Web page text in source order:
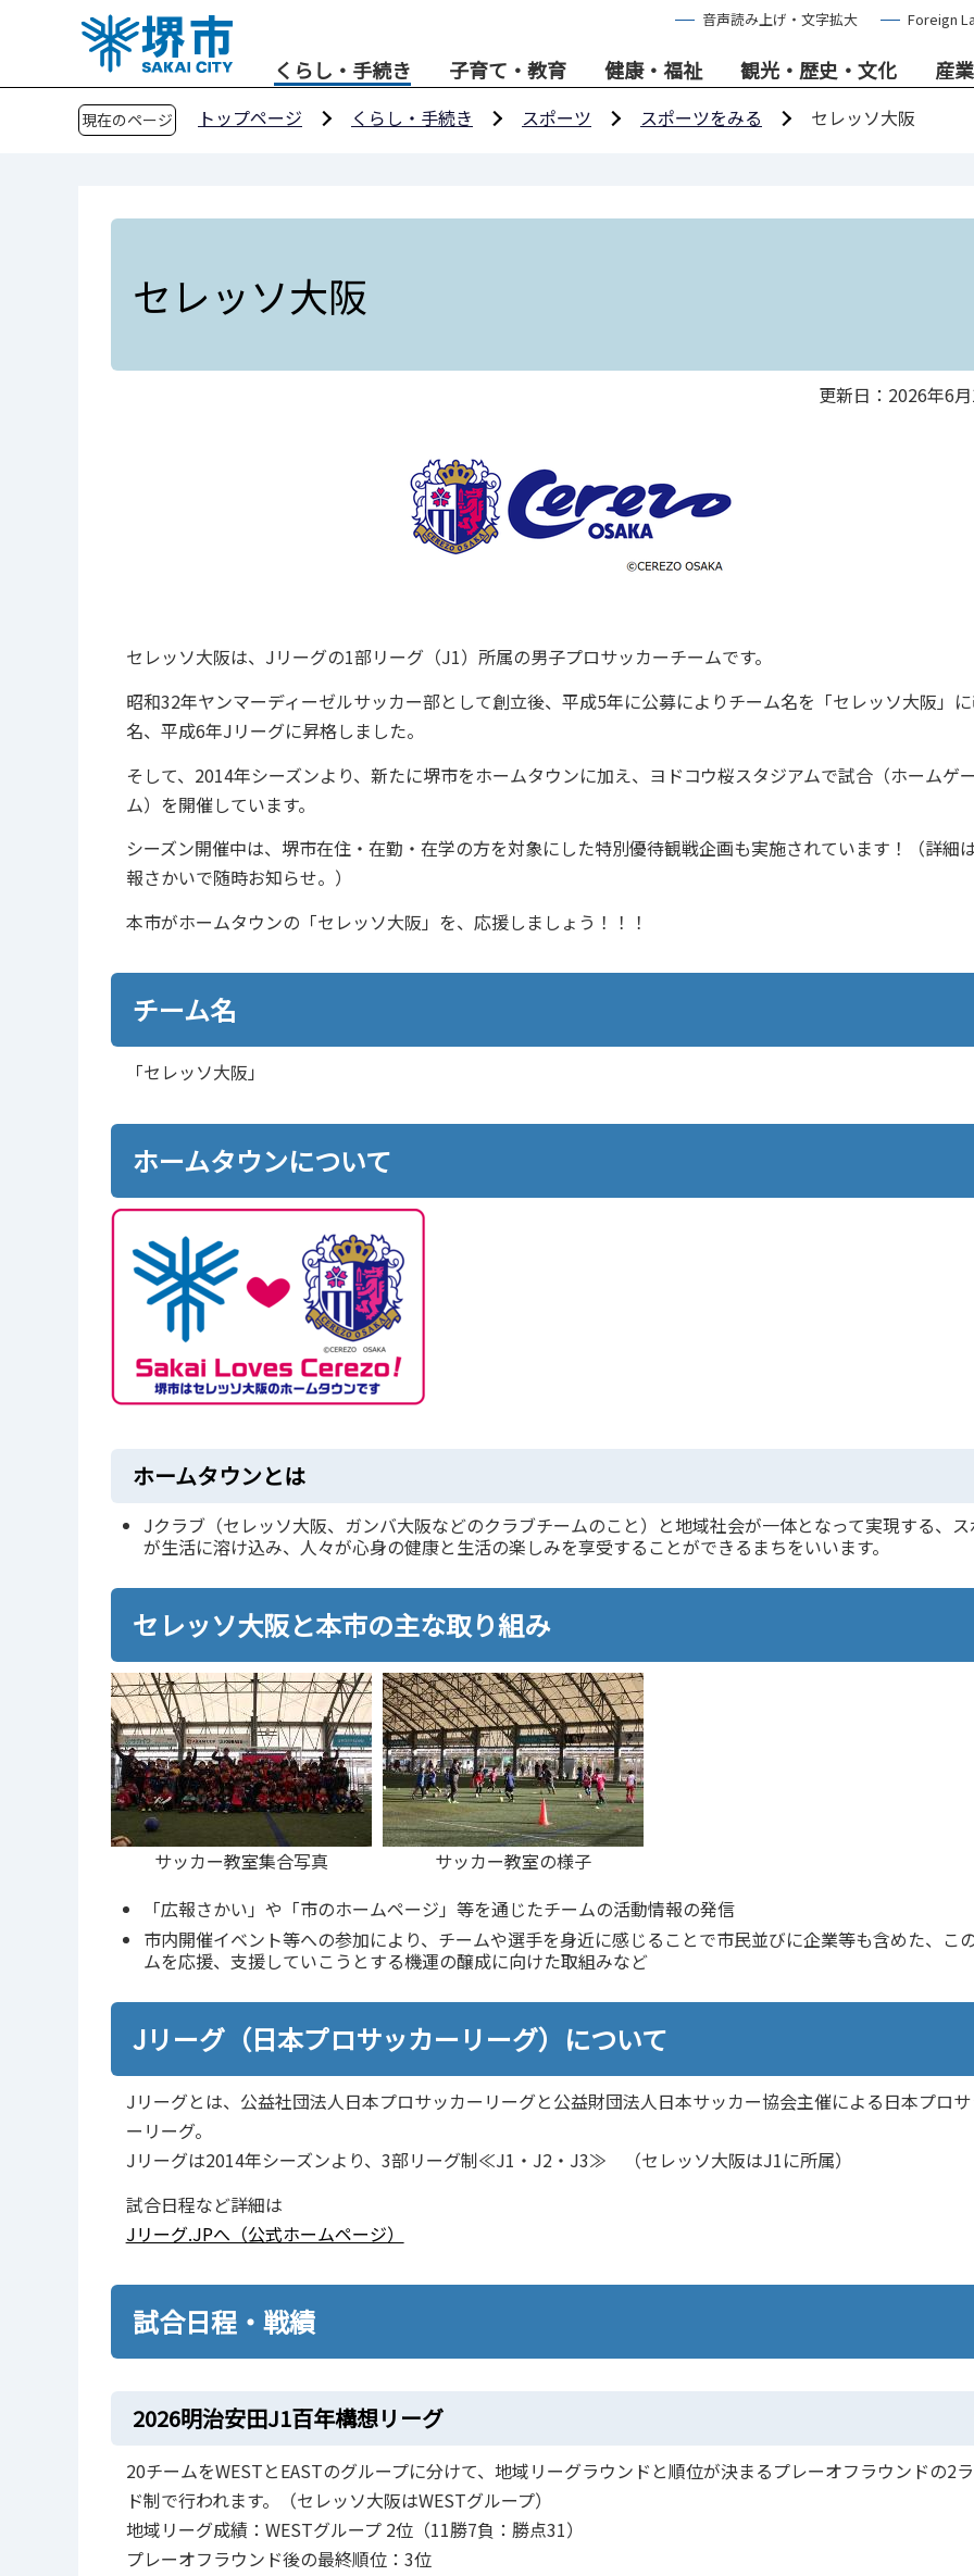
音声読み上げ・文字拡大 Foreign
くらし・手続き 子育て・教育 健康・福祉 観光・歴史・文化 産
現在のページ トップページ くらし・手続き スポーツ スポーツをみる セレッソ大阪
セレッソ大阪
更新日：2026年6
セレッソ大阪は、Jリーグの1部リーグ（J1）所属の男子プロサッカーチームです。
昭和32年ヤンマーディーゼルサッカー部として創立後、平成5年に公募によりチーム名を「セレッソ大阪」
名、平成6年Jリーグに昇格しました。
そして、2014年シーズンより、新たに堺市をホームタウンに加え、ヨドコウ桜スタジアムで試合（ホームゲ
ム）を開催しています。
シーズン開催中は、堺市在住・在勤・在学の方を対象にした特別優待観戦企画も実施されています！（詳細
報さかいで随時お知らせ。）
本市がホームタウンの「セレッソ大阪」を、応援しましょう！！！
チーム名
「セレッソ大阪」
ホームタウンについて
ホームタウンとは
Jクラブ（セレッソ大阪、ガンバ大阪などのクラブチームのこと）と地域社会が一体となって実現する、
が生活に溶け込み、人々が心身の健康と生活の楽しみを享受することができるまちをいいます。
セレッソ大阪と本市の主な取り組み
サッカー教室集合写真
サッカー教室の様子
「広報さかい」や「市のホームページ」等を通じたチームの活動情報の発信
市内開催イベント等への参加により、チームや選手を身近に感じることで市民並びに企業等も含めた、こ
ムを応援、支援していこうとする機運の醸成に向けた取組みなど
Jリーグ（日本プロサッカーリーグ）について
Jリーグとは、公益社団法人日本プロサッカーリーグと公益財団法人日本サッカー協会主催による日本プロ
ーリーグ。
Jリーグは2014年シーズンより、3部リーグ制≪J1・J2・J3≫ （セレッソ大阪はJ1に所属）
試合日程など詳細は
Jリーグ.JPへ（公式ホームページ）
試合日程・戦績
2026明治安田J1百年構想リーグ
20チームをWESTとEASTのグループに分けて、地域リーグラウンドと順位が決まるプレーオフラウンドの2
ド制で行われます。（セレッソ大阪はWESTグループ）
地域リーグ成績：WESTグループ 2位（11勝7負：勝点31）
プレーオフラウンド後の最終順位：3位